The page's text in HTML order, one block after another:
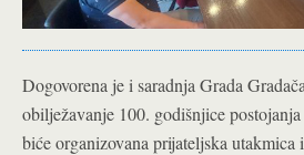
Dogovorena je i saradnja Grada
obilježavanje 100. godišnjice
biće organizovana prijateljska